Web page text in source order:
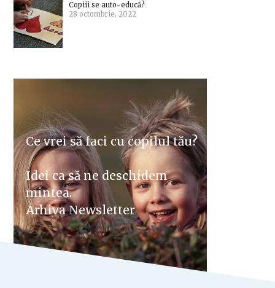
Copiii se auto-educă?
28 octombrie, 2022
Ce vrei să faci cu copilul tău?
Idei ca să ne deschidem
mintea.
Arhiva Newsletter